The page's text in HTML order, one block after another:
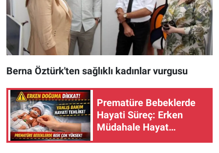
Berna Öztürk'ten sağlıklı kadınlar vurgusu
Prematüre Bebeklerde
Hayati Süreç: Erken
Müdahale Hayat